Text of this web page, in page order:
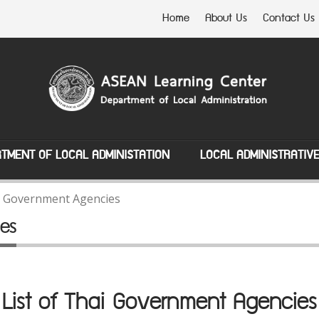
Home About Us Contact Us
OF LOCAL ADMINISTATION LOCAL
Agencies
List of Thai Government Agencies